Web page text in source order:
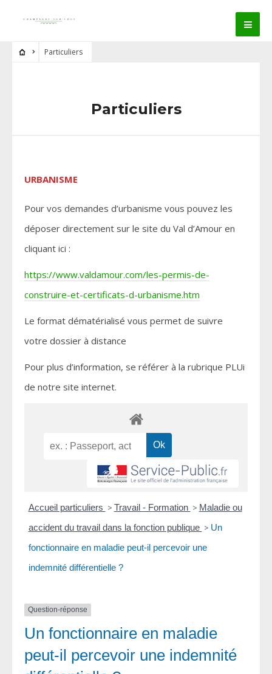
Particuliers
Particuliers
URBANISME
Pour vos demandes d’urbanisme vous pouvez les
déposer directement sur le site du Val d’Amour en
cliquant ici :
https://www.valdamour.com/les-permis-de-
construire-et-certificats-d-urbanisme.htm
Le format dématérialisé vous permet de suivre
votre dossier à distance
Pour plus d’information, se référer à la rubrique PLUi
de notre site internet.
Accueil particuliers > Travail - Formation > Maladie ou
accident du travail dans la fonction publique > Un
fonctionnaire en maladie peut-il percevoir une
indemnité différentielle ?
Question-réponse
Un fonctionnaire en maladie
peut-il percevoir une indemnité